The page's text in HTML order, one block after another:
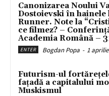
Canonizarea Noului
Dostoievski în hainele
Runner. Note la
ce filmez? –
Academia Română –
ENTER Bogdan Popa - 1
Futurism-ul
fațadă a capitalului
Muskismul